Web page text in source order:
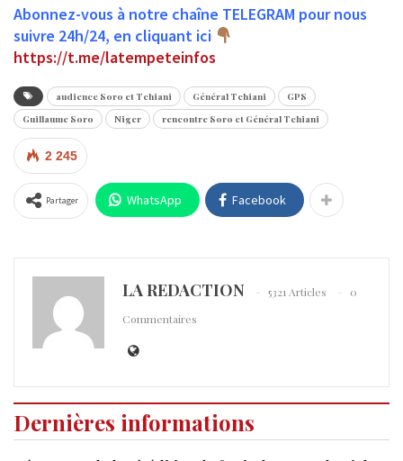
Abonnez-vous à notre chaîne TELEGRAM pour nous
suivre 24h/24, en cliquant ici
https://t.me/latempeteinfos
audience Soro et Tchiani Général Tchiani
GPS
Guillaume Soro
Niger rencontre Soro et Général Tchiani
2 245
Partager WhatsApp Facebook
LA REDACTION 5321 Articles
0
Commentaires
Dernières informations